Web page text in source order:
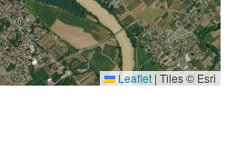
Leaflet | Tiles © Esri